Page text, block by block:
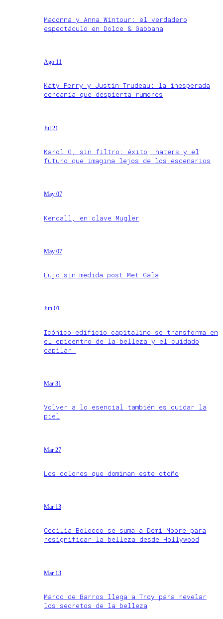
Madonna y Anna Wintour: el verdadero
espectáculo en Dolce & Gabbana
Ago 11
Katy Perry y Justin Trudeau: la inesperada
cercanía que despierta rumores
Jul 21
Karol G, sin filtro: éxito, haters y el
futuro que imagina lejos de los escenarios
May 07
Kendall, en clave Mugler
May 07
Lujo sin medida post Met Gala
Jun 01
Icónico edificio capitalino se transforma en
el epicentro de la belleza y el cuidado
capilar
Mar 31
Volver a lo esencial también es cuidar la
piel
Mar 27
Los colores que dominan este otoño
Mar 13
Cecilia Bolocco se suma a Demi Moore para
resignificar la belleza desde Hollywood
Mar 13
Marco de Barros llega a Troy para revelar
los secretos de la belleza